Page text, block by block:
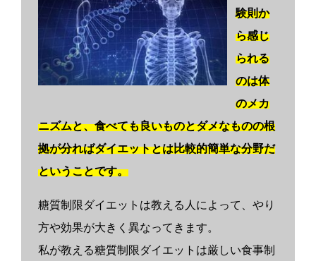
験則か
ら感じ
られる
のは体
のメカ
ニズムと、食べても良いものとダメなものの根
拠が分ればダイエットとは比較的簡単な分野だ
ということです。
糖質制限ダイエットは教える人によって、やり
方や効果が大きく異なってきます。
私が教える糖質制限ダイエットは厳しい食事制